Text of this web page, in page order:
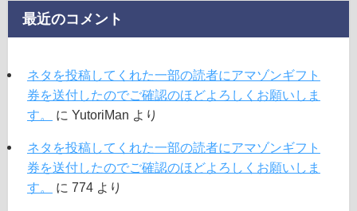
最近のコメント
ネタを投稿してくれた一部の読者にアマゾンギフト
券を送付したのでご確認のほどよろしくお願いしま
す。
に YutoriMan より
ネタを投稿してくれた一部の読者にアマゾンギフト
券を送付したのでご確認のほどよろしくお願いしま
す。
に 774より